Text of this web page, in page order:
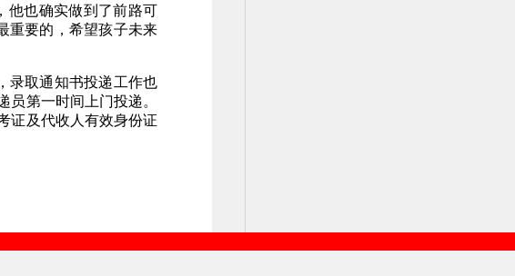
他也确实做到了前路可
重要的，希望孩子未来
录取通知书投递工作也
第一时间上门投递。
证及代收人有效身份证